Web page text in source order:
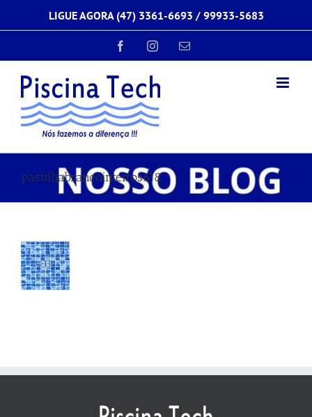
o
LIGUE AGORA (47) 3361-6693 / 99933-5683
FacebookInstagram
E-
pastilhabrancointeiros618